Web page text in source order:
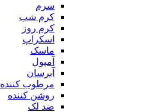
سرم
کرم شب
کرم روز
اسکراپ
ماسک
آمپول
آبرسان
مرطوب کننده
روشن کننده
ضد لک